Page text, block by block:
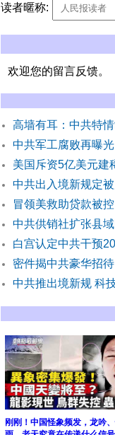
读者暱称:
欢迎您的留言反馈。
高墙有耳：中共特
中共军工腐败再曝
美国斥资5亿美元建
中共出入境新规定被
冒领美救助贷款被
中共供销社扩张县
白宫认定中共干预
密件揭中共豪华招
中共推出境新规 科
刚刚！中国怪象频发，龙吟